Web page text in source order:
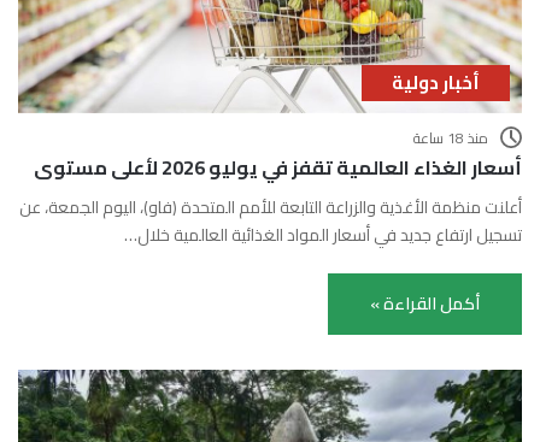
أخبار دولية
منذ 18 ساعة
أسعار الغذاء العالمية تقفز في يوليو 2026 لأعلى مستوى
أعلنت منظمة الأغذية والزراعة التابعة للأمم المتحدة (فاو)، اليوم الجمعة، عن
تسجيل ارتفاع جديد في أسعار المواد الغذائية العالمية خلال…
أكمل القراءة »